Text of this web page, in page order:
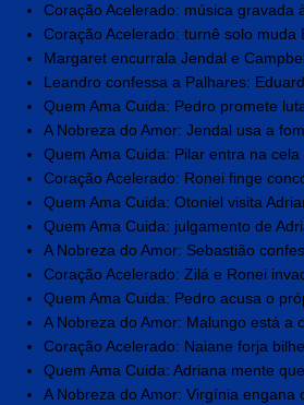
Coração Acelerado: música gravada
Coração Acelerado: turnê solo muda
Margaret encurrala Jendal e
Leandro confessa a Palhares:
Quem Ama Cuida: Pedro promete
A Nobreza do Amor: Jendal usa a
Quem Ama Cuida: Pilar entra na
Coração Acelerado: Ronei finge
Quem Ama Cuida: Otoniel visita
Quem Ama Cuida: julgamento de
A Nobreza do Amor: Sebastião
Coração Acelerado: Zilá e Ronei
Quem Ama Cuida: Pedro acusa o
A Nobreza do Amor: Malungo está a
Coração Acelerado: Naiane forja
Quem Ama Cuida: Adriana mente
A Nobreza do Amor: Virgínia engana